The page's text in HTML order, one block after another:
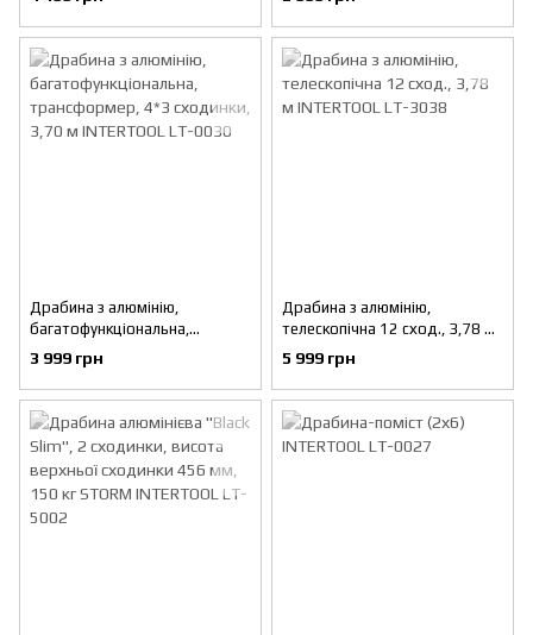
150 кг STORM INTERTOOL LT-
5004
Драбина з алюмінію,
багатофункціональна,
трансформер, 4*3 сходинки,
3,70 м INTERTOOL LT-0030
3 999 грн
Драбина з алюмінію,
телескопічна 12 сход., 3,78 м
INTERTOOL LT-3038
5 999 грн